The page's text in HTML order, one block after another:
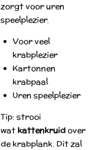
zorgt voor uren
speelplezier.
Voor veel
krabplezier
Kartonnen
krabpaal
Uren speelplezier
Tip: strooi
wat kattenkruid over
de krabplank. Dit zal